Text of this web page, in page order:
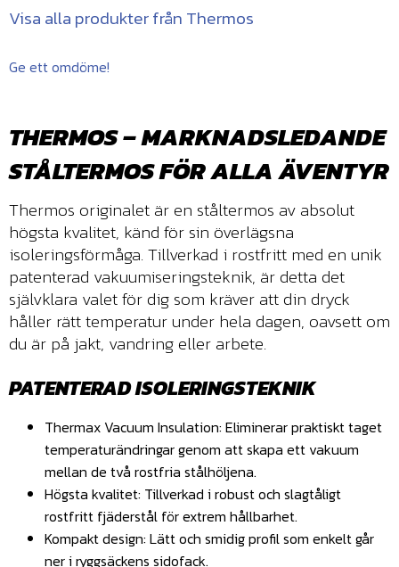
Visa alla produkter från Thermos
Ge ett omdöme!
THERMOS – MARKNADSLEDANDE
STÅLTERMOS FÖR ALLA ÄVENTYR
Thermos originalet är en ståltermos av absolut
högsta kvalitet, känd för sin överlägsna
isoleringsförmåga. Tillverkad i rostfritt med en unik
patenterad vakuumiseringsteknik, är detta det
självklara valet för dig som kräver att din dryck
håller rätt temperatur under hela dagen, oavsett om
du är på jakt, vandring eller arbete.
PATENTERAD ISOLERINGSTEKNIK
Thermax Vacuum Insulation: Eliminerar praktiskt taget
temperaturändringar genom att skapa ett vakuum
mellan de två rostfria stålhöljena.
Högsta kvalitet: Tillverkad i robust och slagtåligt
rostfritt fjäderstål för extrem hållbarhet.
Kompakt design: Lätt och smidig profil som enkelt går
ner i ryggsäckens sidofack.